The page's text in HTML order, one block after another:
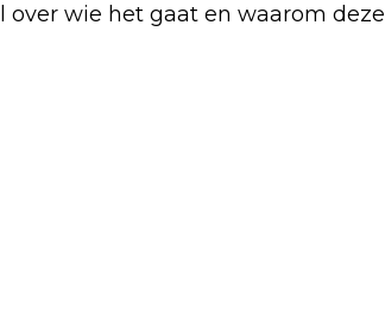
over wie het gaat en waarom deze